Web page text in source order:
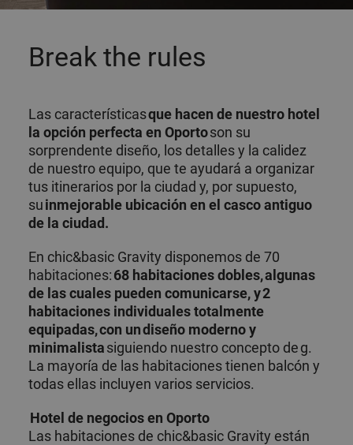
Break the rules
Las característicasque hacen de nuestro hotel
la opción perfecta en Oportoson su
sorprendente diseño, los detalles y la calidez
de nuestro equipo, que te ayudará a organizar
tus itinerarios por la ciudad y, por supuesto,
suinmejorable ubicación en el casco antiguo
de la ciudad.
En chic&basic Gravity disponemos de 70
habitaciones:68 habitaciones dobles, algunas
de las cuales pueden comunicarse, y 2
habitaciones individuales totalmente
equipadas, con un diseño moderno y
minimalistasiguiendo nuestro concepto de g.
La mayoría de las habitaciones tienen balcón y
todas ellas incluyen varios servicios.
Hotel de negocios en Oporto
Las habitaciones de chic&basic Gravity están